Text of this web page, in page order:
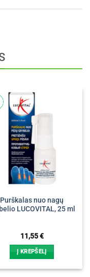
Purškalas nuo nagų
LUCOVITAL, 25 ml
11,55€
Į KREPŠELĮ